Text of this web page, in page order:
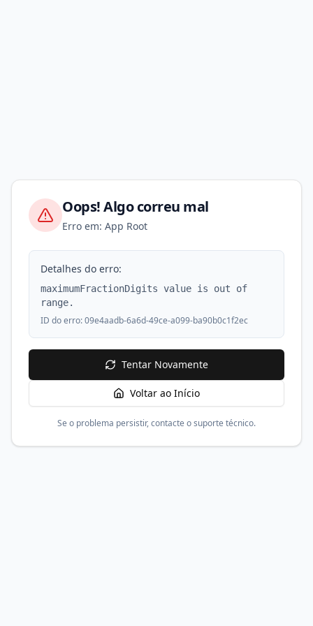
Oops! Algo correu mal
Erro em: App Root
Detalhes do erro:
maximumFractionDigits value is out of
range.
ID do erro:09e4aadb-6a6d-49ce-a099-ba90b0c1f2ec
Tentar Novamente
Voltar ao Início
Se o problema persistir, contacte o suporte técnico.